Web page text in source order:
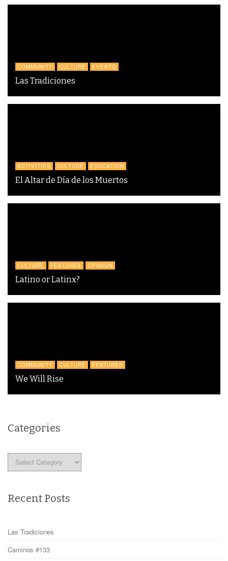
COMMUNITY CULTURE EVENTO
Las Tradiciones
ACTIVITIES CULTURE EDUCATION
El Altar de Día de los Muertos
CULTURE FEATURES OPINION
Latino or Latinx?
COMMUNITY CULTURE FEATURES
We Will Rise
Categories
Recent Posts
Las Tradiciones
Caminos #133